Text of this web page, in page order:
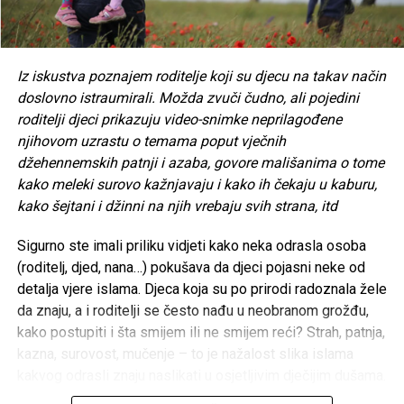
Lukićevih žrtava, Bakira Hasečić iz Kosova Polja kod
Višegrada, mlada žena, supruga i majka dviju djevojčica,
koju je Lukić silovao. U trenutku kad je objavljeno da će
smrada sve do smrti zaključati, ona je ustala i kazala mu
dvije rečenice koje mu se očito dugo spremala kazati.
Jedino što je nesretnica imala da mu se osveti za
poniženje i sramotu koju joj je nanio. “Đe si sad, jebaču”,
dobacila je svome krvniku podrugljivo. “Ćuna ti je k'o
Smoki.”
Nije možda umjesno uspoređivati ugledne državnike i
omiljene narodne vođe s ratnim zločincima, ali baš me
briga. Ne bi mi bilo prvi put da sam neumjesan. Dakle, kad
slušam naše državnike i vođe, koji se inače trude djelovati
odlučno i moćno, koji se oholo prse i lupaju čvrge slabijima,
kako su u strahu od ruskog diktatora došli ovolicni, mići,
Iz iskustva poznajem roditelje koji su djecu na takav način
doslovno istraumirali. Možda zvuči čudno, ali pojedini
roditelji djeci prikazuju video-snimke neprilagođene
njihovom uzrastu o temama poput vječnih
džehennemskih patnji i azaba, govore mališanima o tome
kako meleki surovo kažnjavaju i kako ih čekaju u kaburu,
kako šejtani i džinni na njih vrebaju svih strana, itd
Sigurno ste imali priliku vidjeti kako neka odrasla osoba
(roditelj, djed, nana…) pokušava da djeci pojasni neke od
detalja vjere islama. Djeca koja su po prirodi radoznala žele
da znaju, a i roditelji se često nađu u neobranom grožđu,
kako postupiti i šta smijem ili ne smijem reći? Strah, patnja,
kazna, surovost, mučenje – to je nažalost slika islama
Iz iskustva poznajem roditelje koji su djecu na takav način